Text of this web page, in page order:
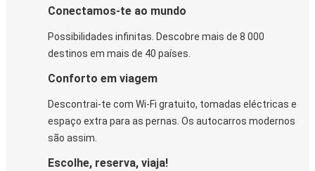
Conectamos-te ao mundo
Possibilidades infinitas. Descobre mais de 8 000
destinos em mais de 40 países.
Conforto em viagem
Descontrai-te com Wi-Fi gratuito, tomadas eléctricas e
espaço extra para as pernas. Os autocarros modernos
são assim.
Escolhe, reserva, viaja!